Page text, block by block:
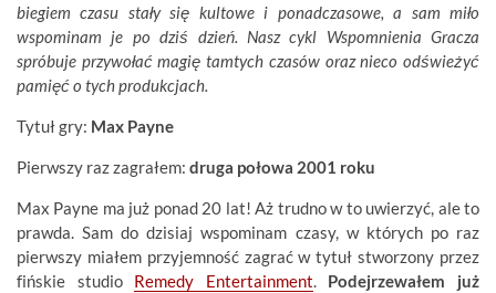
biegiem czasu stały się kultowe i ponadczasowe, a sam miło
wspominam je po dziś dzień. Nasz cykl Wspomnienia Gracza
spróbuje przywołać magię tamtych czasów oraz nieco odświeżyć
pamięć o tych produkcjach.
Tytuł gry: Max Payne
Pierwszy raz zagrałem: druga połowa 2001 roku
Max Payne ma już ponad 20 lat! Aż trudno w to uwierzyć, ale to
prawda. Sam do dzisiaj wspominam czasy, w których po raz
pierwszy miałem przyjemność zagrać w tytuł stworzony przez
fińskie studio Remedy Entertainment. Podejrzewałem już